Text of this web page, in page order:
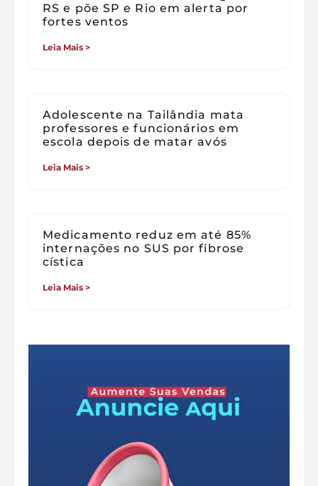
RS e põe SP e Rio em alerta por
fortes ventos
Leia Mais >
Adolescente na Tailândia mata
professores e funcionários em
escola depois de matar avós
Leia Mais >
Medicamento reduz em até 85%
internações no SUS por fibrose
cística
Leia Mais >